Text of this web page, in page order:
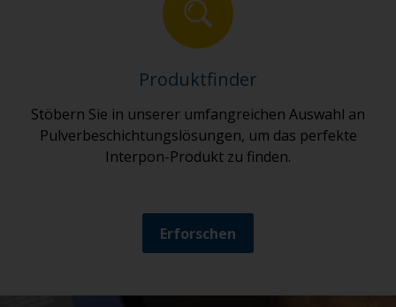
Produktfinder
Stöbern Sie in unserer umfangreichen Auswahl an
Pulverbeschichtungslösungen, um das perfekte
Interpon-Produkt zu finden.
Erforschen